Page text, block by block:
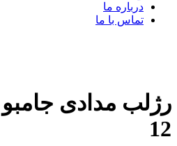
درباره ما
تماس با ما
رژلب مدادی
12